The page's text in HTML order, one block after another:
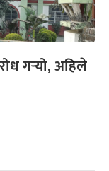
गर्‍यो, अहिले